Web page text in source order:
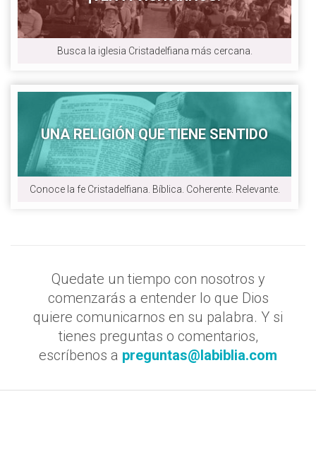
Busca la iglesia Cristadelfiana más cercana.
UNA RELIGIÓN QUE TIENE SENTIDO
Conoce la fe Cristadelfiana. Bíblica. Coherente. Relevante.
Quedate un tiempo con nosotros y
comenzarás a entender lo que Dios
quiere comunicarnos en su palabra. Y si
tienes preguntas o comentarios,
escríbenos a preguntas@labiblia.com